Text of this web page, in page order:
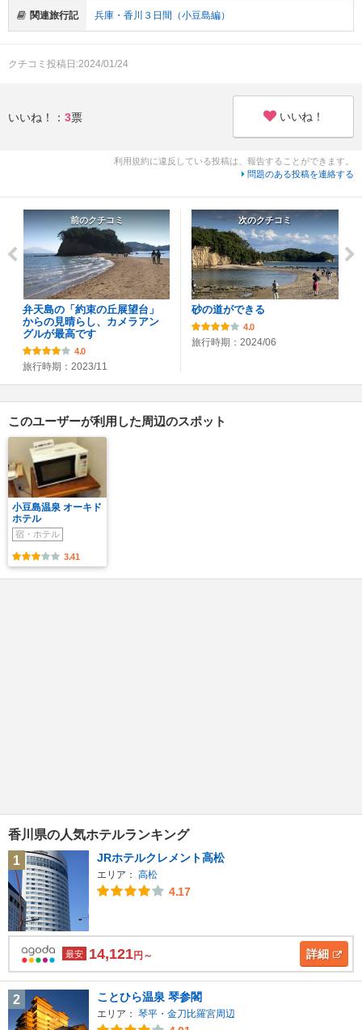
関連旅行記 兵庫・香川３日間（小豆島編）
クチコミ投稿日:2024/01/24
いいね！： 3票 いいね！
利用規約に違反している投稿は、報告することができます。
問題のある投稿を連絡する
前のクチコミ
弁天島の「約束の丘展望台」
からの見晴らし、カメラアン
グルが最高です
4.0
旅行時期：2023/11
次のクチコミ
砂の道ができる
4.0
旅行時期：2024/06
このユーザーが利用した周辺のスポット
小豆島温泉 オーキド
ホテル
宿・ホテル
3.41
香川県の人気ホテルランキング
1
JRホテルクレメント高松
エリア： 高松
4.17
最安 14,121円～ 詳細
2 ことひら温泉 琴参閣
エリア： 琴平・金刀比羅宮周辺